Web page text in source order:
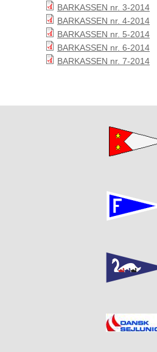
BARKASSEN nr. 3-2014
BARKASSEN nr. 4-2014
BARKASSEN nr. 5-2014
BARKASSEN nr. 6-2014
BARKASSEN nr. 7-2014